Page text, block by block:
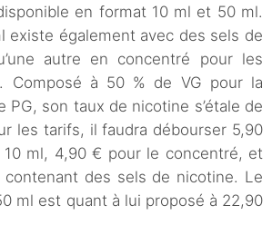
en format 10 ml et 50 ml.
existe également avec des sels de
autre en concentré pour les
Composé à 50 % de VG pour la
PG, son taux de nicotine s’étale de
les tarifs, il faudra débourser 5,90
ml, 4,90 € pour le concentré, et
des sels de nicotine. Le
ml est quant à lui proposé à 22,90